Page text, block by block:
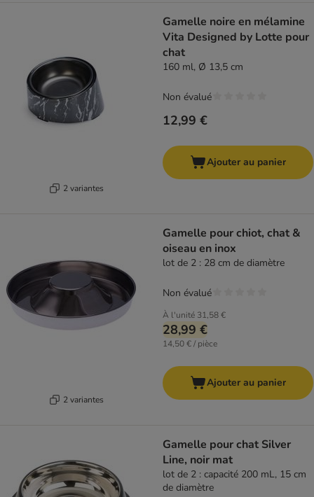
2 variantes
Gamelle noire en mélamine
Vita Designed by Lotte pour
chat
160 ml, Ø 13,5 cm
12,99 €
Non évalué
Ajouter au panier
2 variantes
Gamelle pour chiot, chat &
oiseau en inox
lot de 2 : 28 cm de diamètre
À l'unité 31,58 €
28,99 €
14,50 € / pièce
Non évalué
Ajouter au panier
Gamelle pour chat Silver
Line, noir mat
lot de 2 : capacité 200 mL, 15 cm
de diamètre